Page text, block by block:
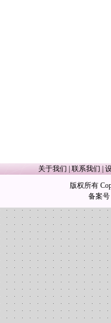
关于我们 联系我们
版权所有
备案号